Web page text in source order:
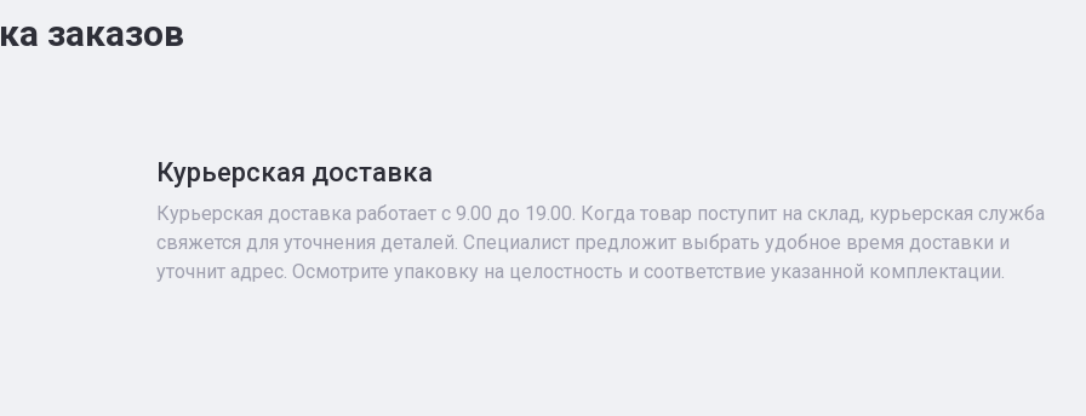
заказов
Курьерская доставка
Курьерская доставка работает с 9.00 до 19.00. Когда товар поступит на склад, курьерская служба
свяжется для уточнения деталей. Специалист предложит выбрать удобное время доставки и
уточнит адрес. Осмотрите упаковку на целостность и соответствие указанной комплектации.